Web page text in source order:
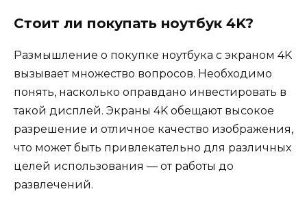
Стоит ли покупать ноутбук 4K?
Размышление о покупке ноутбука с экраном 4K
вызывает множество вопросов. Необходимо
понять, насколько оправдано инвестировать в
такой дисплей. Экраны 4K обещают высокое
разрешение и отличное качество изображения,
что может быть привлекательно для различных
целей использования — от работы до
развлечений.